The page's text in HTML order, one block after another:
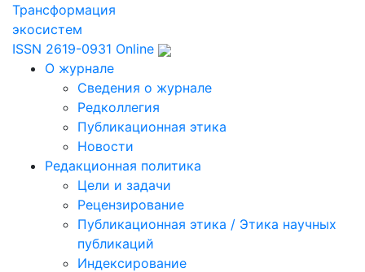
Трансформация
экосистем
ISSN 2619-0931 Online
О журнале
Сведения о журнале
Редколлегия
Публикационная этика
Новости
Редакционная политика
Цели и задачи
Рецензирование
Публикационная этика / Этика научных
публикаций
Индексирование